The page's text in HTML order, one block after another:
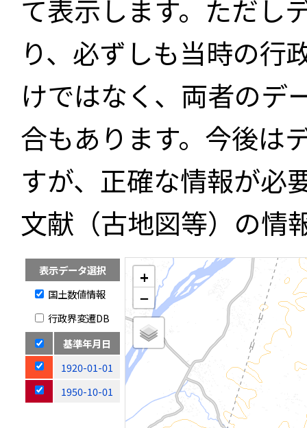
て表示します。ただし
り、必ずしも当時の行
けではなく、両者のデ
合もあります。今後は
すが、正確な情報が必
文献（古地図等）の情
表示データ選択
国土数値情報
行政界変遷DB
基準年月日
1920-01-01
1950-10-01
+
−